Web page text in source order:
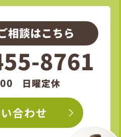
相談はこちら
8761
日曜定休
合わせ